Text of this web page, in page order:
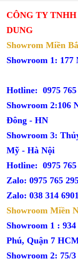
CÔNG TY
DUNG
Showrom Miền
Showroom 1:
Hotline: 0975
Showroom 2:106
Đông - HN
Showroom 3:
Mỹ - Hà Nội
Hotline: 0975
Zalo: 0975 765
Zalo: 038 314 6901
Showroom Miền
Showroom 1 :
Phú, Quận 7
Showroom 2: 75/